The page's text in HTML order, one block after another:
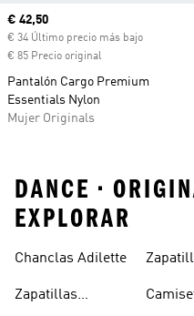
Precio actual
€ 42,50
€ 34 Último precio más bajo
€ 85 Precio original
Pantalón Cargo Premium
Essentials Nylon
Mujer Originals
DANCE •
EXPLORAR
Chanclas Adilette
Zapatillas